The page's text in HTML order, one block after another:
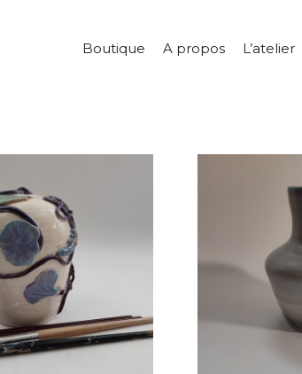
Boutique A propos L’atelier